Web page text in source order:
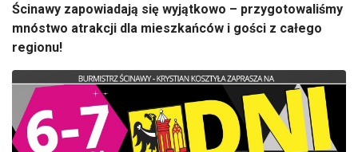
Ścinawy zapowiadają się wyjątkowo – przygotowaliśmy
mnóstwo atrakcji dla mieszkańców i gości z całego
regionu!